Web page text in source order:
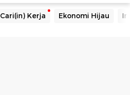
Cari(in) Kerja Ekonomi Hijau